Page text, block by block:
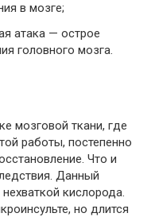
в мозге;
атака — острое
головного мозга.
мозговой ткани, где
работы, постепенно
Что и
Данный
кислорода.
но длится